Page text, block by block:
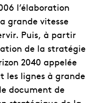
l’élaboration
grande vitesse
Puis, à partir
de la stratégie
2040 appelée
les lignes à grande
document de